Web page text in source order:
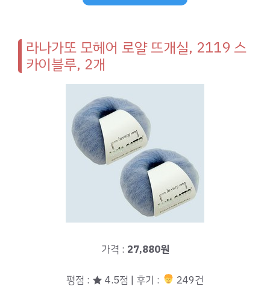
라나가또 모헤어 로얄 뜨개실, 2119 스
카이블루, 2개
가격 : 27,880원
평점 : ★ 4.5점 | 후기 : 249건